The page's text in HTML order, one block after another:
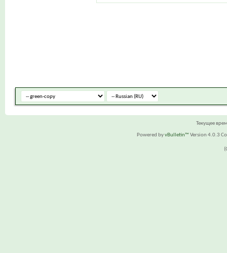
Текущее
Powered byvBulletin™ Version 4.0.3